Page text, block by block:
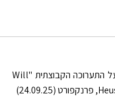
על התערוכה הקבוצתית "Will